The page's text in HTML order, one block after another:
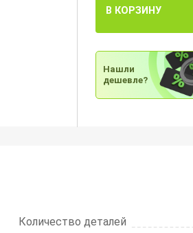
В КОРЗИНУ
Нашли
дешевле?
Количество деталей